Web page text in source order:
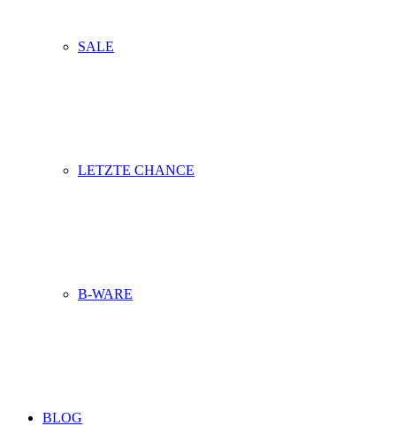
SALE
LETZTE CHANCE
B-WARE
BLOG